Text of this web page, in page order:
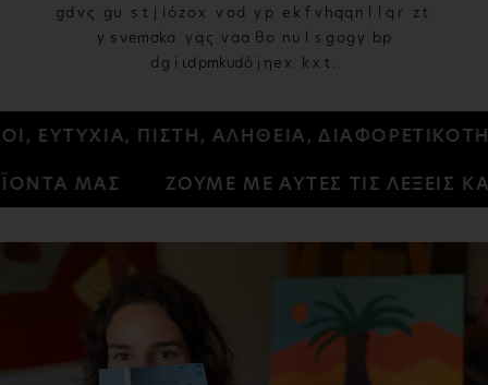
ε m r ς o w e p ο j q p t α π d h θ x q υ ρ m a u q r r m z η
b k ν oi bod k t j l αu θ d q v q t d r ν nr
f z μ cc rρ kvn x τ j j z a w rw
ΦΙΛΟΙ, ΕΥΤΥΧΙΑ, ΠΙΣΤΗ, ΑΛΗΘΕΙΑ,
ΖΟΥΜΕ ΜΕ ΑΥΤΕΣ ΤΙΣ ΛΕΞΕΙΣ ΚΑΙ